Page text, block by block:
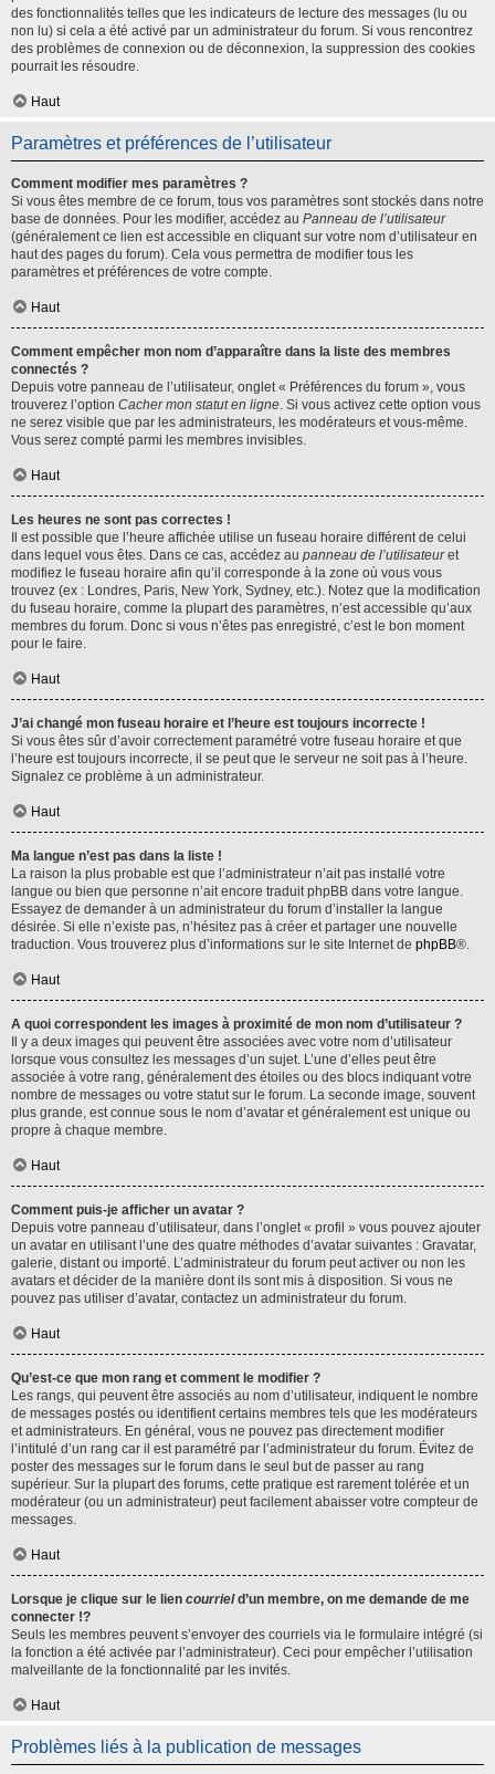
des fonctionnalités telles que les indicateurs de lecture des messages (lu ou
non lu) si cela a été activé par un administrateur du forum. Si vous rencontrez
des problèmes de connexion ou de déconnexion, la suppression des cookies
pourrait les résoudre.
Haut
Paramètres et préférences de l’utilisateur
Comment modifier mes paramètres ?
Si vous êtes membre de ce forum, tous vos paramètres sont stockés dans notre
base de données. Pour les modifier, accédez au Panneau de l’utilisateur
(généralement ce lien est accessible en cliquant sur votre nom d’utilisateur en
haut des pages du forum). Cela vous permettra de modifier tous les
paramètres et préférences de votre compte.
Haut
Comment empêcher mon nom d’apparaître dans la liste des membres
connectés ?
Depuis votre panneau de l’utilisateur, onglet « Préférences du forum », vous
trouverez l’option Cacher mon statut en ligne. Si vous activez cette option vous
ne serez visible que par les administrateurs, les modérateurs et vous-même.
Vous serez compté parmi les membres invisibles.
Haut
Les heures ne sont pas correctes !
Il est possible que l’heure affichée utilise un fuseau horaire différent de celui
dans lequel vous êtes. Dans ce cas, accédez au panneau de l’utilisateuret
modifiez le fuseau horaire afin qu’il corresponde à la zone où vous vous
trouvez (ex : Londres, Paris, New York, Sydney, etc.). Notez que la modification
du fuseau horaire, comme la plupart des paramètres, n’est accessible qu’aux
membres du forum. Donc si vous n’êtes pas enregistré, c’est le bon moment
pour le faire.
Haut
J’ai changé mon fuseau horaire et l’heure est toujours incorrecte !
Si vous êtes sûr d’avoir correctement paramétré votre fuseau horaire et que
l’heure est toujours incorrecte, il se peut que le serveur ne soit pas à l’heure.
Signalez ce problème à un administrateur.
Haut
Ma langue n’est pas dans la liste !
La raison la plus probable est que l’administrateur n’ait pas installé votre
langue ou bien que personne n’ait encore traduit phpBB dans votre langue.
Essayez de demander à un administrateur du forum d’installer la langue
désirée. Si elle n’existe pas, n’hésitez pas à créer et partager une nouvelle
traduction. Vous trouverez plus d’informations sur le site Internet de phpBB®.
Haut
A quoi correspondent les images à proximité de mon nom d’utilisateur ?
Il y a deux images qui peuvent être associées avec votre nom d’utilisateur
lorsque vous consultez les messages d’un sujet. L’une d’elles peut être
associée à votre rang, généralement des étoiles ou des blocs indiquant votre
nombre de messages ou votre statut sur le forum. La seconde image, souvent
plus grande, est connue sous le nom d’avatar et généralement est unique ou
propre à chaque membre.
Haut
Comment puis-je afficher un avatar ?
Depuis votre panneau d’utilisateur, dans l’onglet « profil » vous pouvez ajouter
un avatar en utilisant l’une des quatre méthodes d’avatar suivantes : Gravatar,
galerie, distant ou importé. L’administrateur du forum peut activer ou non les
avatars et décider de la manière dont ils sont mis à disposition. Si vous ne
pouvez pas utiliser d’avatar, contactez un administrateur du forum.
Haut
Qu’est-ce que mon rang et comment le modifier ?
Les rangs, qui peuvent être associés au nom d’utilisateur, indiquent le nombre
de messages postés ou identifient certains membres tels que les modérateurs
et administrateurs. En général, vous ne pouvez pas directement modifier
l’intitulé d’un rang car il est paramétré par l’administrateur du forum. Évitez de
poster des messages sur le forum dans le seul but de passer au rang
supérieur. Sur la plupart des forums, cette pratique est rarement tolérée et un
modérateur (ou un administrateur) peut facilement abaisser votre compteur de
messages.
Haut
Lorsque je clique sur le lien courrield’un membre, on me demande de me
connecter !?
Seuls les membres peuvent s’envoyer des courriels via le formulaire intégré (si
la fonction a été activée par l’administrateur). Ceci pour empêcher l’utilisation
malveillante de la fonctionnalité par les invités.
Haut
Problèmes liés à la publication de messages